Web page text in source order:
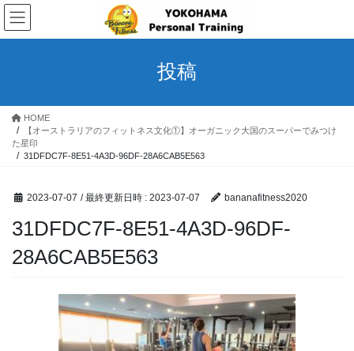
コ
ン
テ
ス
ナ
ビ
ゲ
ン
投稿
HOME
【オーストラリアのフィットネス文化①】オーガニック大国のスーパーでみつけ
た星印
31DFDC7F-8E51-4A3D-96DF-28A6CAB5E563
2023-07-07 / 最終更新日時 : 2023-07-07 bananafitness2020
31DFDC7F-8E51-4A3D-96DF-
28A6CAB5E563